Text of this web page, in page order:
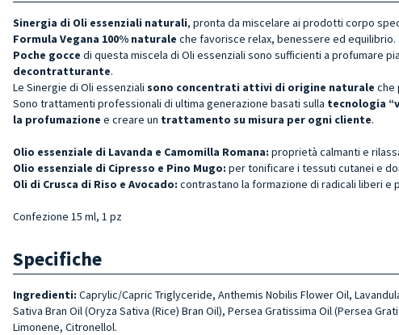
Sinergia di Oli essenziali naturali, pronta da miscelare ai prodotti corpo
Formula Vegana 100% naturale che favorisce relax, benessere ed equilibrio.
Poche gocce di questa miscela di Oli essenziali sono sufficienti a profumare
decontratturante.
Le Sinergie di Oli essenziali sono concentrati attivi di origine naturale che
Sono trattamenti professionali di ultima generazione basati sulla tecnologia
la profumazione e creare un trattamento su misura per ogni cliente.
Olio essenziale di Lavanda e Camomilla Romana: proprietà calmanti e
Olio essenziale di Cipresso e Pino Mugo: per tonificare i tessuti cutanei e
Oli di Crusca di Riso e Avocado: contrastano la formazione di radicali liberi e
Confezione 15 ml, 1 pz
Specifiche
Ingredienti: Caprylic/Capric Triglyceride, Anthemis Nobilis Flower Oil,
Sativa Bran Oil (Oryza Sativa (Rice) Bran Oil), Persea Gratissima Oil (Persea
Limonene, Citronellol.